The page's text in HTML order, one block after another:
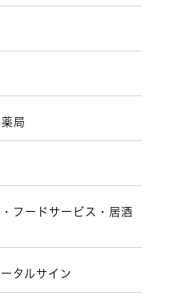
局
フードサービス・居酒
タルサイン